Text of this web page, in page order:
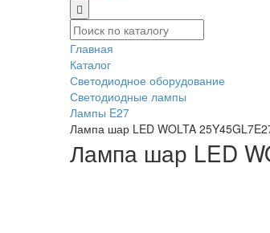
Главная
Каталог
Светодиодное оборудование
Светодиодные лампы
Лампы E27
Лампа шар LED WOLTA
Лампа шар LED